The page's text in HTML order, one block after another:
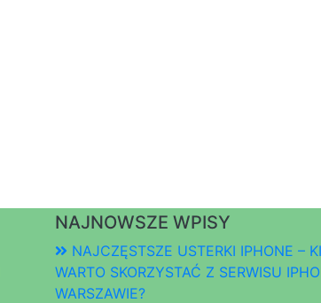
NAJNOWSZE WPISY
NAJCZĘSTSZE USTERKI IPHONE –
WARTO SKORZYSTAĆ Z SERWISU
WARSZAWIE?